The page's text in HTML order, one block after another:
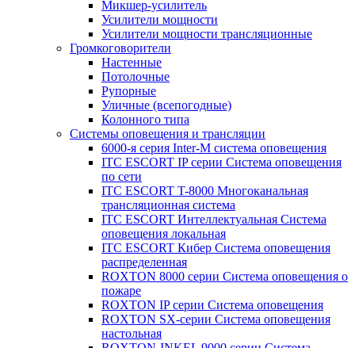
Микшер-усилитель
Усилители мощности
Усилители мощности трансляционные
Громкоговорители
Настенные
Потолочные
Рупорные
Уличные (всепогодные)
Колонного типа
Системы оповещения и трансляции
6000-я серия Inter-M система оповещения
ITC ESCORT IP серии Система оповещения
по сети
ITC ESCORT T-8000 Многоканальная
трансляционная система
ITC ESCORT Интеллектуальная Система
оповещения локальная
ITC ESCORT Кибер Система оповещения
распределенная
ROXTON 8000 серии Система оповещения о
пожаре
ROXTON IP серии Система оповещения
ROXTON SX-серии Система оповещения
настольная